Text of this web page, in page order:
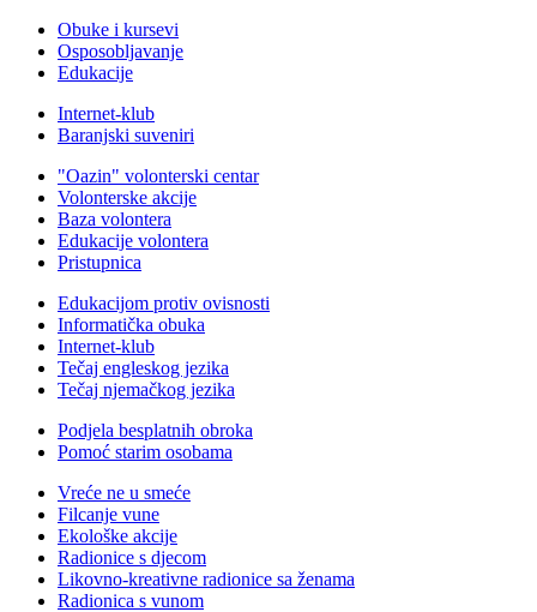
Obuke i kursevi
Osposobljavanje
Edukacije
Internet-klub
Baranjski suveniri
"Oazin" volonterski centar
Volonterske akcije
Baza volontera
Edukacije volontera
Pristupnica
Edukacijom protiv ovisnosti
Informatička obuka
Internet-klub
Tečaj engleskog jezika
Tečaj njemačkog jezika
Podjela besplatnih obroka
Pomoć starim osobama
Vreće ne u smeće
Filcanje vune
Ekološke akcije
Radionice s djecom
Likovno-kreativne radionice sa ženama
Radionica s vunom